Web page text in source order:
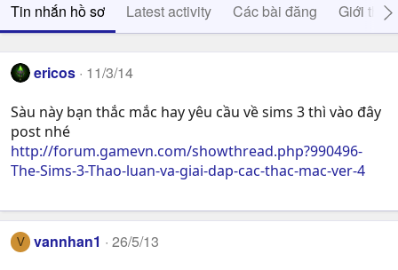
Tin nhắn hồ sơ Latest activity Các bài đăng Giới thiệu
ericos 11/3/14
Sàu này bạn thắc mắc hay yêu cầu về sims 3 thì vào đây
post nhé
http://forum.gamevn.com/showthread.php?990496-
The-Sims-3-Thao-luan-va-giai-dap-cac-thac-mac-ver-4
V vannhan1 26/5/13